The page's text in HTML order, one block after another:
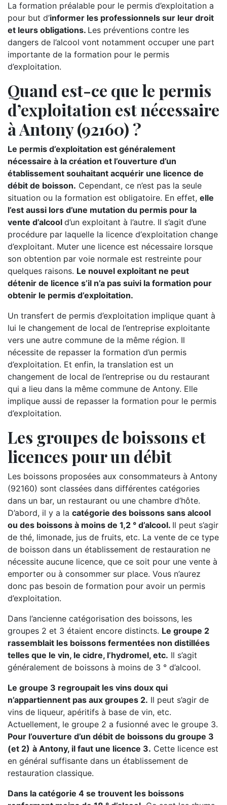
La formation préalable pour le permis d’exploitation a
pour but d’informer les professionnels sur leur droit
et leurs obligations. Les préventions contre les
dangers de l’alcool vont notamment occuper une part
importante de la formation pour le permis
d’exploitation.
Quand est-ce que le permis
d’exploitation est nécessaire
à Antony (92160) ?
Le permis d’exploitation est généralement
nécessaire à la création et l’ouverture d’un
établissement souhaitant acquérir une licence de
débit de boisson. Cependant, ce n’est pas la seule
situation ou la formation est obligatoire. En effet, elle
l’est aussi lors d’une mutation du permis pour la
vente d’alcool d’un exploitant à l’autre. Il s’agit d’une
procédure par laquelle la licence d‘exploitation change
d’exploitant. Muter une licence est nécessaire lorsque
son obtention par voie normale est restreinte pour
quelques raisons. Le nouvel exploitant ne peut
détenir de licence s’il n’a pas suivi la formation pour
obtenir le permis d’exploitation.
Un transfert de permis d’exploitation implique quant à
lui le changement de local de l’entreprise exploitante
vers une autre commune de la même région. Il
nécessite de repasser la formation d’un permis
d’exploitation. Et enfin, la translation est un
changement de local de l’entreprise ou du restaurant
qui a lieu dans la même commune de Antony. Elle
implique aussi de repasser la formation pour le permis
d’exploitation.
Les groupes de boissons et
licences pour un débit
Les boissons proposées aux consommateurs à Antony
(92160) sont classées dans différentes catégories
dans un bar, un restaurant ou une chambre d’hôte.
D’abord, il y a la catégorie des boissons sans alcool
ou des boissons à moins de 1,2 ° d’alcool. Il peut s’agir
de thé, limonade, jus de fruits, etc. La vente de ce type
de boisson dans un établissement de restauration ne
nécessite aucune licence, que ce soit pour une vente à
emporter ou à consommer sur place. Vous n’aurez
donc pas besoin de formation pour avoir un permis
d’exploitation.
Dans l’ancienne catégorisation des boissons, les
groupes 2 et 3 étaient encore distincts. Le groupe 2
rassemblait les boissons fermentées non distillées
telles que le vin, le cidre, l’hydromel, etc. Il s’agit
généralement de boissons à moins de 3 ° d’alcool.
Le groupe 3 regroupait les vins doux qui
n’appartiennent pas aux groupes 2. Il peut s’agir de
vins de liqueur, apéritifs à base de vin, etc.
Actuellement, le groupe 2 a fusionné avec le groupe 3.
Pour l’ouverture d’un débit de boissons du groupe 3
(et 2) à Antony, il faut une licence 3. Cette licence est
en général suffisante dans un établissement de
restauration classique.
Dans la catégorie 4 se trouvent les boissons